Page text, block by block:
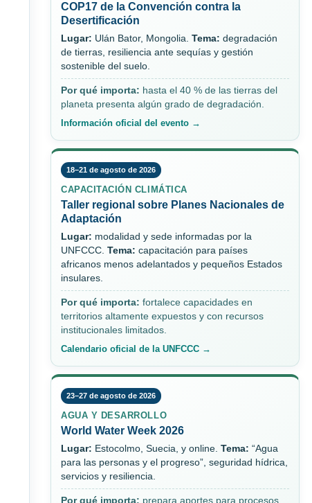
COP17 de la Convención contra la
Desertificación
Lugar: Ulán Bator, Mongolia. Tema: degradación
de tierras, resiliencia ante sequías y gestión
sostenible del suelo.
Por qué importa: hasta el 40 % de las tierras del
planeta presenta algún grado de degradación.
Información oficial del evento →
18–21 de agosto de 2026
CAPACITACIÓN CLIMÁTICA
Taller regional sobre Planes Nacionales de
Adaptación
Lugar: modalidad y sede informadas por la
UNFCCC. Tema: capacitación para países
africanos menos adelantados y pequeños Estados
insulares.
Por qué importa: fortalece capacidades en
territorios altamente expuestos y con recursos
institucionales limitados.
Calendario oficial de la UNFCCC →
23–27 de agosto de 2026
AGUA Y DESARROLLO
World Water Week 2026
Lugar: Estocolmo, Suecia, y online. Tema: “Agua
para las personas y el progreso”, seguridad hídrica,
servicios y resiliencia.
Por qué importa: prepara aportes para procesos